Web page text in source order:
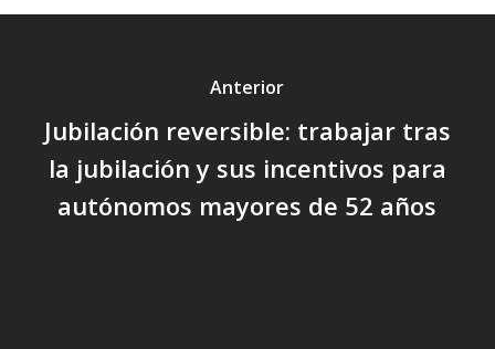
Anterior
Jubilación reversible: trabajar tras
la jubilación y sus incentivos para
autónomos mayores de 52 años